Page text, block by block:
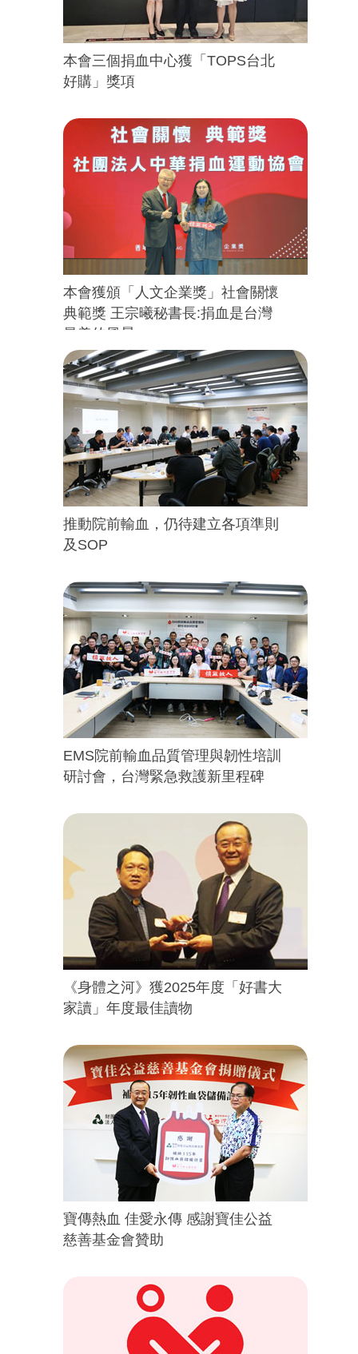
本會三個捐血中心獲「TOPS台北
好購」獎項
本會獲頒「人文企業獎」社會關懷
典範獎 王宗曦秘書長:捐血是台灣
最美的風景
推動院前輸血，仍待建立各項準則
及SOP
EMS院前輸血品質管理與韌性培訓
研討會，台灣緊急救護新里程碑
《身體之河》獲2025年度「好書大
家讀」年度最佳讀物
寶傳熱血 佳愛永傳 感謝寶佳公益
慈善基金會贊助